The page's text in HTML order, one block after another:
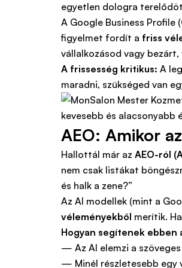
egyetlen dologra
A Google Business Profile
figyelmet fordít a friss
vállalkozásod vagy
A frissesség kritikus: A
maradni, szükséged van
AEO: Amikor
Hallottál már az AEO-ról
nem csak listákat
és halk a zene?”
Az AI modellek (mint a
véleményekből merítik.
Hogyan segítenek ebben
— Az AI elemzi a
— Minél részletesebb egy